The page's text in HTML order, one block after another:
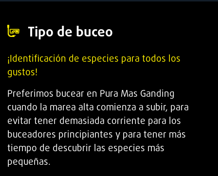
Tipo de buceo
¡Identificación de especies para todos los
gustos!
Preferimos bucear en Pura Mas Ganding
cuando la marea alta comienza a subir, para
evitar tener demasiada corriente para los
buceadores principiantes y para tener más
tiempo de descubrir las especies más
pequeñas.